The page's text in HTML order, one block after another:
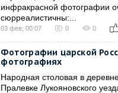
инфракрасной фотографии
сюрреалистичны:...
03 фев, 00:07 0 0
Фотографии царской
фотографиях
Народная столовая в
Пралевке Лукояновского